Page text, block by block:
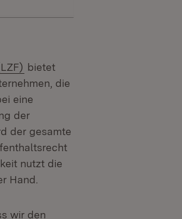
(Öffnet in neuem Fenster)
bietet
die
eine
der
der gesamte
nutzt die
Hand.
wir den